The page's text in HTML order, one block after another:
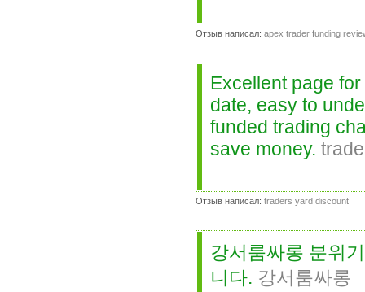
Отзыв написал: apex trader funding
Excellent page
date, easy to
funded trading
save money.
Отзыв написал: traders yard discount
강서룸싸롱 분위
니다. 강서룸싸롱